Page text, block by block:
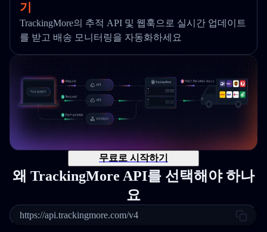
기
TrackingMore의 추적 API 및 웹훅으로 실시간 업데이트
를 받고 배송 모니터링을 자동화하세요
무료로 시작하기
왜 TrackingMore API를 선택해야 하나
요
https://api.trackingmore.com/v4